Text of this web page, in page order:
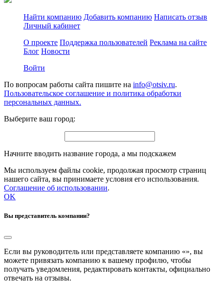
Найти компанию Добавить компанию Написать отзыв
Личный кабинет
О проекте Поддержка пользователей Реклама на сайте
Блог Новости
Войти
По вопросам работы сайта пишите на info@otsiv.ru.
Пользовательское соглашение и политика обработки
персональных данных.
Выберите ваш город:
Начните вводить название города, а мы подскажем
Мы используем файлы cookie, продолжая просмотр страниц
нашего сайта, вы принимаете условия его использования.
Соглашение об использовании.
OK
Вы представитель компании?
Если вы руководитель или представляете компанию «», вы
можете привязать компанию к вашему профилю, чтобы
получать уведомления, редактировать контакты, официально
отвечать на отзывы.